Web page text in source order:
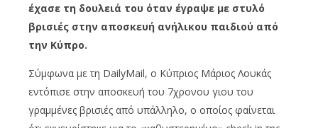
έχασε τη δουλειά του όταν έγραψε με στυλό
βρισιές στην αποσκευή ανήλικου παιδιού από
την Κύπρο.
Σύμφωνα με τη DailyMail, ο Κύπριος Μάριος Λουκάς
εντόπισε στην αποσκευή του 7χρονου γιου του
γραμμένες βρισιές από υπάλληλο, ο οποίος φαίνεται